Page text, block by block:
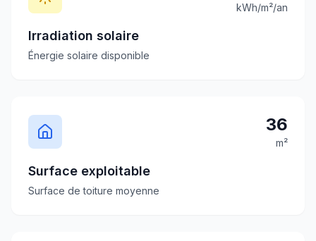
kWh/m²/an
Irradiation solaire
Énergie solaire disponible
36
m²
Surface exploitable
Surface de toiture moyenne